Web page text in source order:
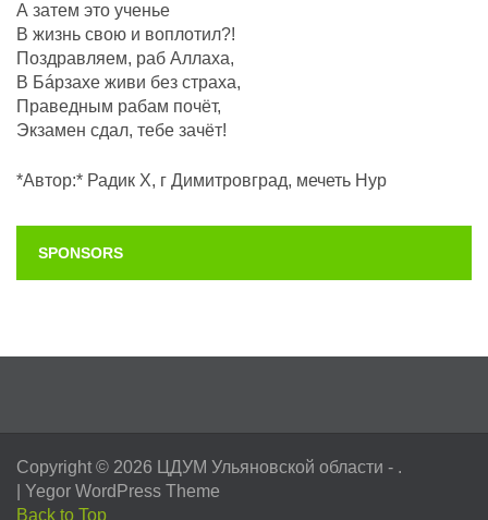
А затем это ученье
В жизнь свою и воплотил?!
Поздравляем, раб Аллаха,
В Бáрзахе живи без страха,
Праведным рабам почëт,
Экзамен сдал, тебе зачёт!
*Автор:* Радик Х, г Димитровград, мечеть Нур
SPONSORS
Copyright © 2026 ЦДУМ Ульяновской области - .
Yegor WordPress Theme
Back to Top